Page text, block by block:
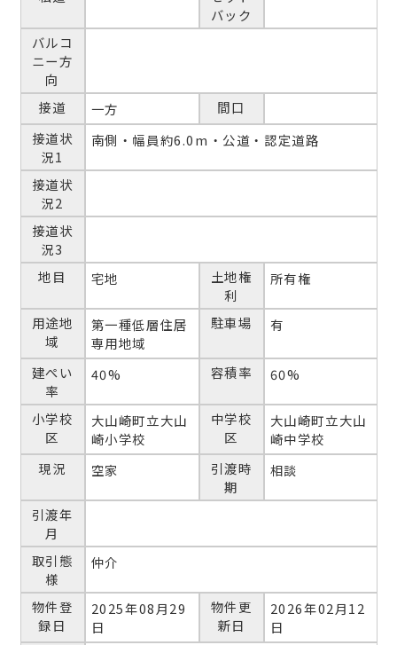
バック
バルコ
ニー方
向
接道
一方
間口
接道状
況1
南側・幅員約6.0m・公道・認定道路
接道状
況2
接道状
況3
地目
宅地
土地権
利
所有権
用途地
域
第一種低層住居
専用地域
駐車場 有
建ぺい
率
40% 容積率 60%
小学校
区
大山崎町立大山
崎小学校
中学校
区
大山崎町立大山
崎中学校
現況
空家
引渡時
期
相談
引渡年
月
取引態
様
仲介
物件登
録日
2025年08月29
日
物件更
新日
2026年02月12
日